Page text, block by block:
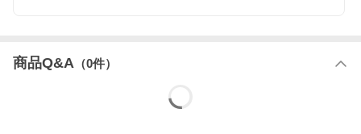
商品Q&A （0件）